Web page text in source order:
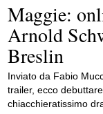
Maggie:
Arnold
Breslin
Inviato da Fabio
trailer, ecco
chiacchieratissimo